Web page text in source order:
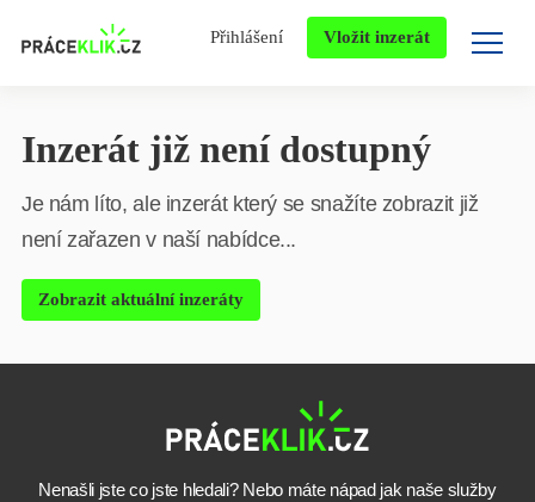
Přihlášení Vložit inzerát
Inzerát již není dostupný
Je nám líto, ale inzerát který se snažíte zobrazit již
není zařazen v naší nabídce...
Zobrazit aktuální inzeráty
Nenašli jste co jste hledali? Nebo máte nápad jak naše služby